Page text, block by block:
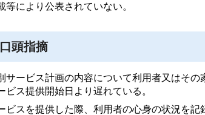
等により公表されていない。
頭指摘
サービス計画の内容について利用者又はそ
ビス提供開始日より遅れている。
ビスを提供した際、利用者の心身の状況を記